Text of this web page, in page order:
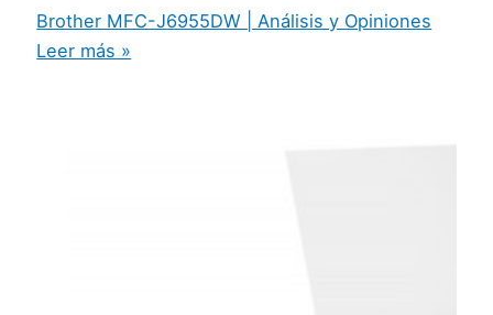
Brother MFC-J6955DW | Análisis y Opiniones
Leer más »